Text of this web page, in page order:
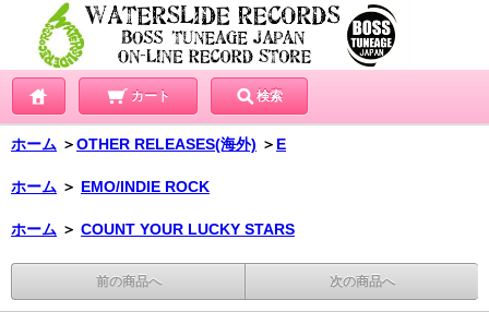
カート 検索
ホーム ＞OTHER RELEASES(海外) ＞ E
ホーム ＞ EMO/INDIE ROCK
ホーム ＞ COUNT YOUR LUCKY STARS
前の商品へ 次の商品へ